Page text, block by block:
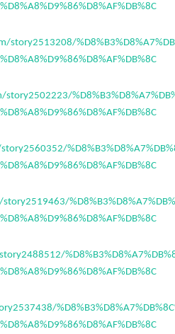
story2513208/